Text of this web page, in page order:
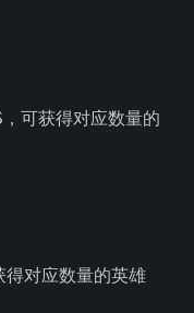
可获得对应数量的
得对应数量的英雄